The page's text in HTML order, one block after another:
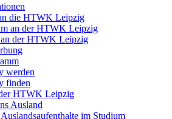
die HTWK Leipzig
an der HTWK Leipzig
der HTWK Leipzig
werden
finden
HTWK Leipzig
Ausland
im Studium